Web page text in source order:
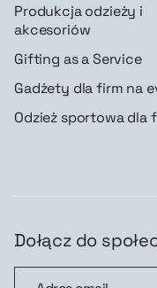
Produkcja odzieży i
akcesoriów
Gifting as a Service
Gadżety dla firm na
Odzież sportowa dla
Dołącz do